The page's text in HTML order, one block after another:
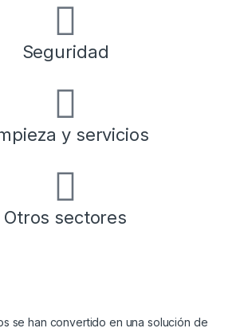
Seguridad
y servicios
Otros sectores
se han convertido en una solución de